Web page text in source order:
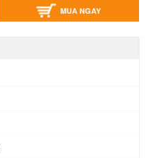
MUA NGAY